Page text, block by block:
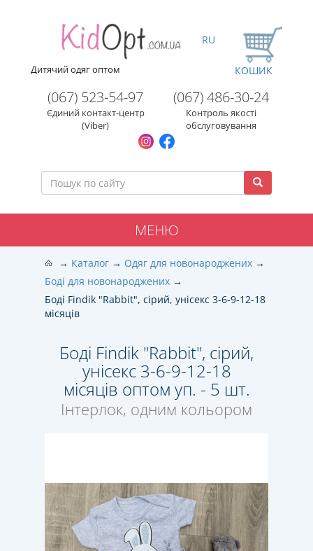
Дитячий одяг оптом
(067) 523-54-97
Єдиний контакт-центр
(Viber)
(067) 486-30-24
Контроль якості
обслуговування
RU
КОШИК
МЕНЮ
Каталог
Одяг для новонароджених
Боді для новонароджених
Боді Findik "Rabbit", сірий, унісекс 3-6-9-12-18
місяців
Боді Findik "Rabbit", сірий,
унісекс 3-6-9-12-18
місяців оптом уп. - 5 шт.
Інтерлок, одним кольором